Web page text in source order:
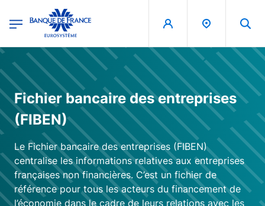
Banque de France - Menu Principal
Fichier bancaire des entreprises
(FIBEN)
Le Fichier bancaire des entreprises (FIBEN)
centralise les informations relatives aux entreprises
françaises non financières. C’est un fichier de
référence pour tous les acteurs du financement de
l’économie dans le cadre de leurs relations avec les